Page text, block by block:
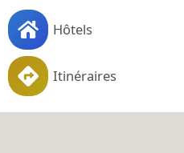
Hôtels
Itinéraires